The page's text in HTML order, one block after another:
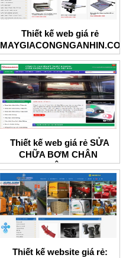
Thiết kế web giá rẻ
Thiết kế web giá rẻ SỬA
CHỮA BƠM CHÂN
KHÔNG
Thiết kế website giá rẻ: